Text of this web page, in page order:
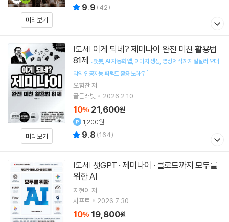
미리보기
9.9 (42)
미리보기
[도서]
81제 [챗봇 AI 자동화 앱 이미지 생성 영상 제작까지 일잘러 오대
리의 인공지능 퍼펙트 활용 노하우]
오힘찬저
골든래빗
2026.2.10.
10% 21,600원
1,200원
9.8 (164)
[도서]
위한 AI
지현이 저
시프트
2026.7.30.
10% 19,800원